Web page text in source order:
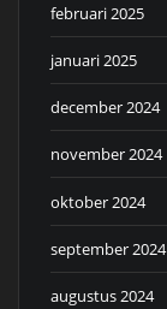
februari 2025
januari 2025
december 2024
november 2024
oktober 2024
september 2024
augustus 2024